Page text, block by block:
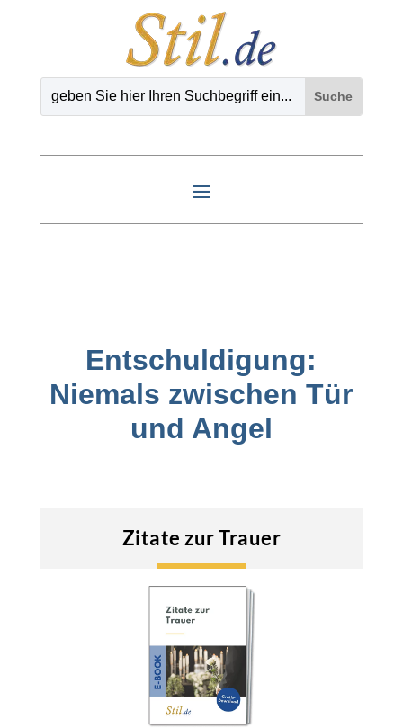
Entschuldigung:
Niemals zwischen Tür
und Angel